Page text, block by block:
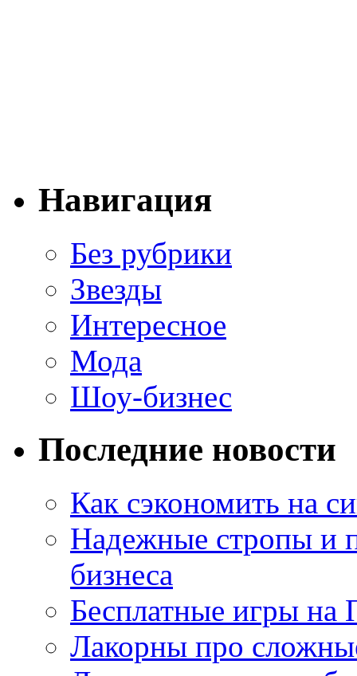
Навигация
Без рубрики
Звезды
Интересное
Мода
Шоу-бизнес
Последние новости
Как сэкономить на
Надежные стропы и
бизнеса
Бесплатные игры на
Лакорны про